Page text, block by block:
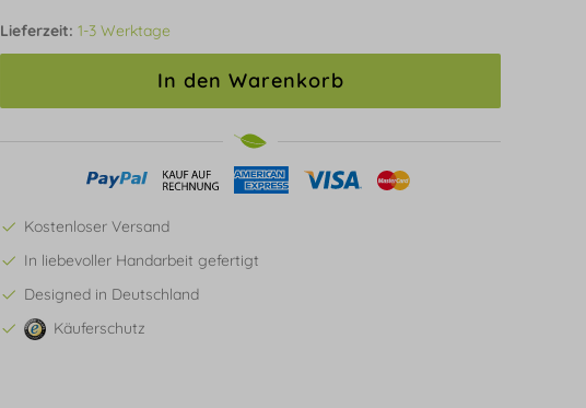
Lieferzeit: 1-3 Werktage
In den Warenkorb
Kostenloser Versand
In liebevoller Handarbeit gefertigt
Designed in Deutschland
Käuferschutz